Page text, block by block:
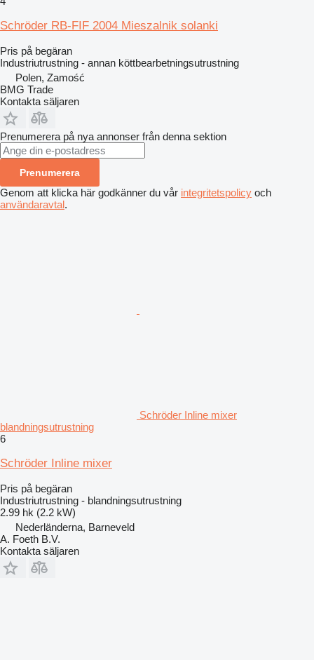
Schröder RB-FIF 2004 Mieszalnik solanki
Pris på begäran
Industriutrustning - annan köttbearbetningsutrustning
Polen, Zamość
BMG Trade
Kontakta säljaren
Prenumerera på nya annonser från denna sektion
Prenumerera
Genom att klicka här godkänner du vår integritetspolicy och
användaravtal.
Schröder Inline mixer
blandningsutrustning
6
Schröder Inline mixer
Pris på begäran
Industriutrustning - blandningsutrustning
2.99 hk (2.2 kW)
Nederländerna, Barneveld
A. Foeth B.V.
Kontakta säljaren